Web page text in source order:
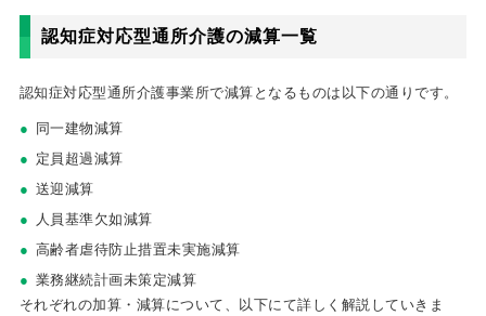
認知症対応型通所介護の減算一覧
認知症対応型通所介護事業所で減算となるものは以下の通りです。
同一建物減算
定員超過減算
送迎減算
人員基準欠如減算
高齢者虐待防止措置未実施減算
業務継続計画未策定減算
それぞれの加算・減算について、以下にて詳しく解説していきま